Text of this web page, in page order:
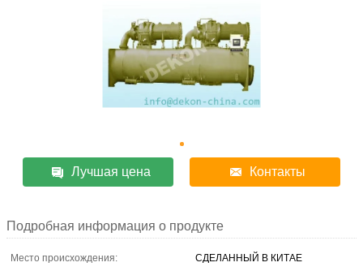
Лучшая цена Контакты
Подробная информация о продукте
Место происхождения:
СДЕЛАННЫЙ В КИТАЕ